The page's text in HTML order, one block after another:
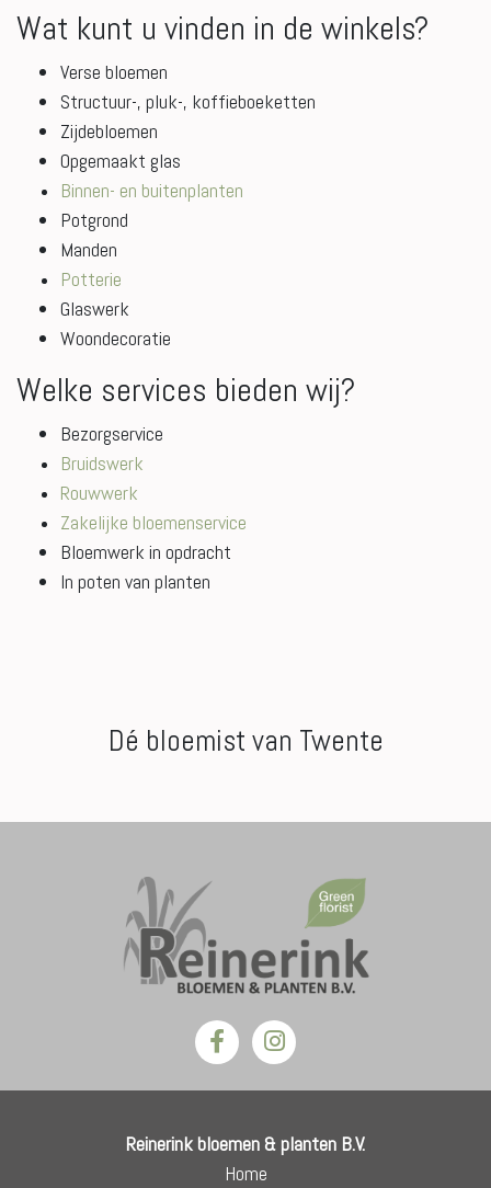
Wat kunt u vinden in de winkels?
Verse bloemen
Structuur-, pluk-, koffieboeketten
Zijdebloemen
Opgemaakt glas
Binnen- en buitenplanten
Potgrond
Manden
Potterie
Glaswerk
Woondecoratie
Welke services bieden wij?
Bezorgservice
Bruidswerk
Rouwwerk
Zakelijke bloemenservice
Bloemwerk in opdracht
In poten van planten
Dé bloemist van Twente
Reinerink bloemen & planten B.V.
Home